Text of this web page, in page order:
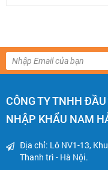
CÔNG TY TNHH
NHẬP KHẨU NAM
Địa chỉ: Lô NV1-13,
Thanh trì - Hà Nội.